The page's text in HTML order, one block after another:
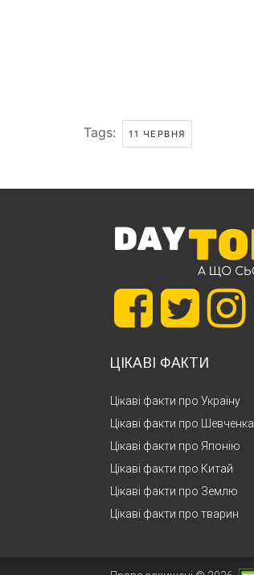
Tags: 11 ЧЕРВНЯ
ЦІКАВІ ФАКТИ
Цікаві факти про Україну
Цікаві факти про Шевченка
Цікаві факти про Японію
Цікаві факти про Китай
Цікаві факти про Землю
Цікаві факти про тварин